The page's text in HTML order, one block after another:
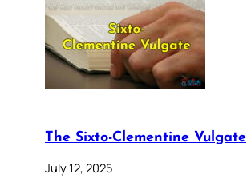
The Sixto-Clementine Vulgate
July 12, 2025